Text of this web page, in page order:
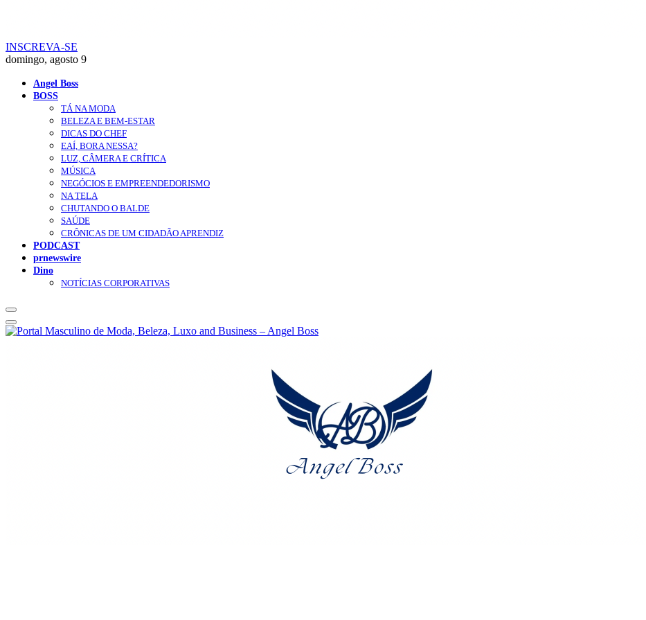
INSCREVA-SE
domingo, agosto 9
Angel Boss
BOSS
TÁ NA MODA
BELEZA E BEM-ESTAR
DICAS DO CHEF
EAÍ, BORA NESSA?
LUZ, CÂMERA E CRÍTICA
MÚSICA
NEGÓCIOS E EMPREENDEDORISMO
NA TELA
CHUTANDO O BALDE
SAÚDE
CRÔNICAS DE UM CIDADÃO APRENDIZ
PODCAST
prnewswire
Dino
NOTÍCIAS CORPORATIVAS